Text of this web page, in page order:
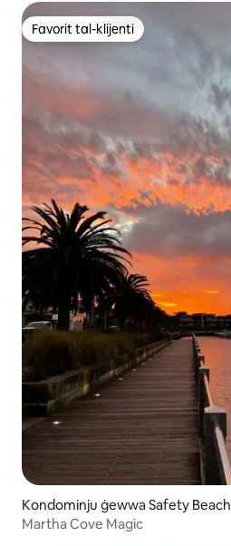
Favorit tal-klijenti
Favorit tal-klijenti
Kondominju ġewwa Safety Beach
Martha Cove Magic